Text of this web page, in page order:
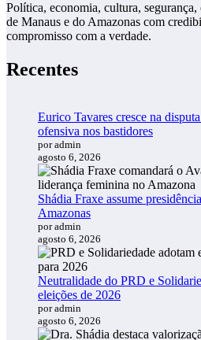
Política, economia, cultura,
de Manaus e do Amazonas com
compromisso com a verdade.
Recentes
Eurico Tavares cresce na
ofensiva nos bastidores
por admin
agosto 6, 2026
Shádia Fraxe assume
Amazonas
por admin
agosto 6, 2026
Neutralidade do PRD e
eleições de 2026
por admin
agosto 6, 2026